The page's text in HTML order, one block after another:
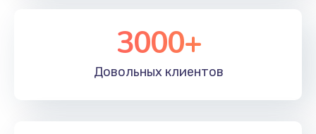
3000+
Довольных клиентов